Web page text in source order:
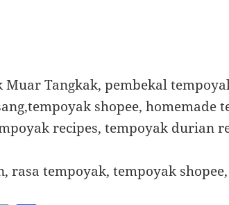
Tangkak, pembekal
shopee, homemade
recipes, tempoyak durian
rasa tempoyak, tempoyak shopee,